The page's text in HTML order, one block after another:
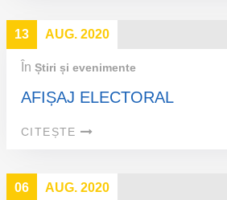
13 AUG. 2020
În Știri și evenimente
AFIȘAJ ELECTORAL
CITEȘTE
06 AUG. 2020